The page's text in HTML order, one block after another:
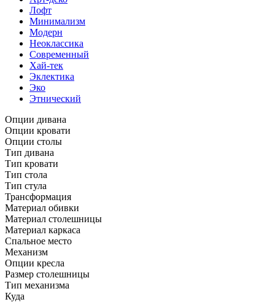
Лофт
Минимализм
Модерн
Неоклассика
Современный
Хай-тек
Эклектика
Эко
Этнический
Опции дивана
Опции кровати
Опции столы
Тип дивана
Тип кровати
Тип стола
Тип стула
Трансформация
Материал обивки
Материал столешницы
Материал каркаса
Спальное место
Механизм
Опции кресла
Размер столешницы
Тип механизма
Куда